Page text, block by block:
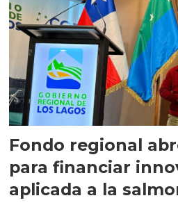
Fondo regional
para financiar
aplicada a la